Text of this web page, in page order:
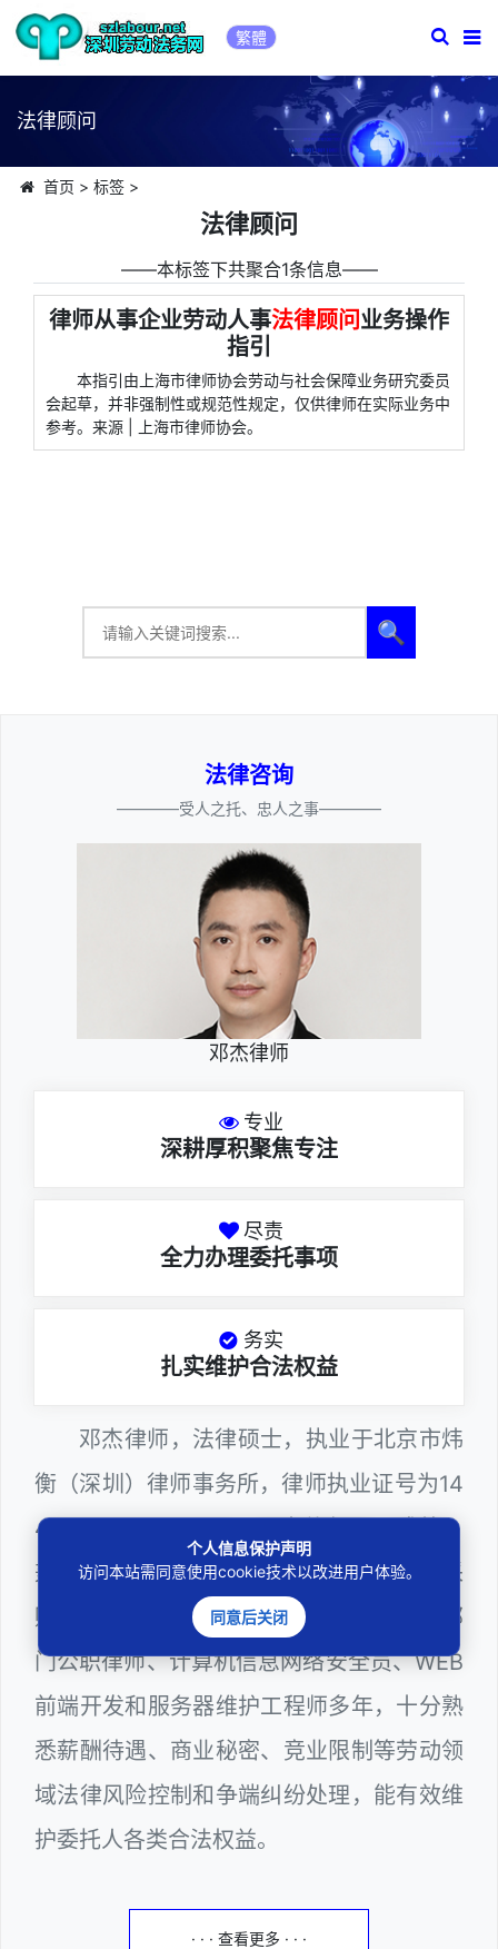
繁體
法律顾问
首页 > 标签>
法律顾问
――本标签下共聚合1条信息――
律师从事企业劳动人事法律顾问业务操作
指引
本指引由上海市律师协会劳动与社会保障业务研究委员
会起草，并非强制性或规范性规定，仅供律师在实际业务中
参考。来源 | 上海市律师协会。
🔍
法律咨询
————受人之托、忠人之事————
邓杰律师
专业
深耕厚积聚焦专注
尽责
全力办理委托事项
务实
扎实维护合法权益
邓杰律师，法律硕士，执业于北京市炜
衡（深圳）律师事务所，律师执业证号为14
403201810022100。邓杰律师现（或曾）
兼任深圳市人民政府听证员、深圳市政府采
购评审专家（法律类），深圳市某区政府部
门公职律师、计算机信息网络安全员、WEB
前端开发和服务器维护工程师多年，十分熟
悉薪酬待遇、商业秘密、竞业限制等劳动领
域法律风险控制和争端纠纷处理，能有效维
护委托人各类合法权益。
· · · 查看更多 · · ·
个人信息保护声明
访问本站需同意使用cookie技术以改进用户体验。
同意后关闭